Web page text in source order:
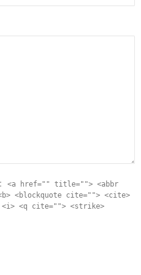
<a href="" title=""> <abbr
<blockquote cite=""> <cite>
<i> <q cite=""> <strike>